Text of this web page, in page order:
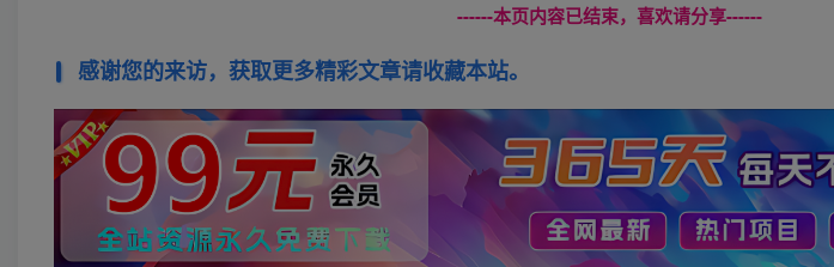
------本页内容已结束，喜欢请分享------
感谢您的来访，获取更多精彩文章请收藏本站。